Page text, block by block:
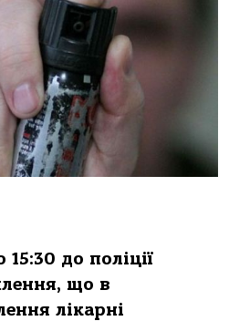
15:30 до поліції
що в
лікарні